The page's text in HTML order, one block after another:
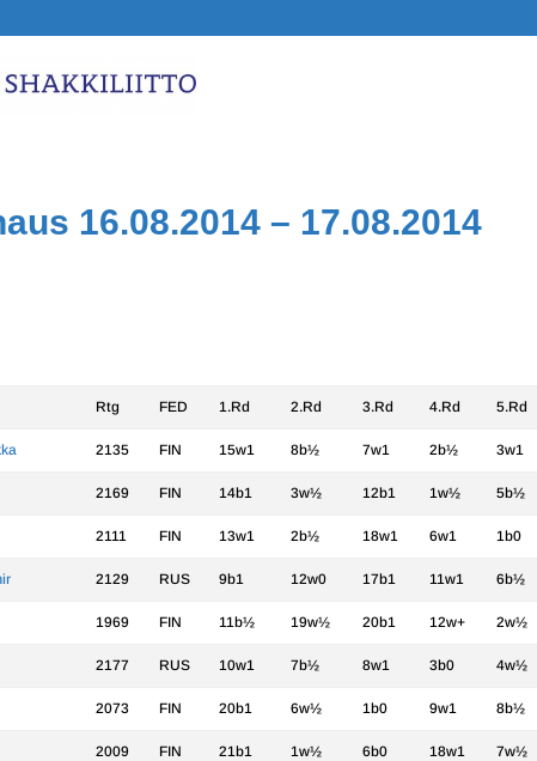
16.08.2014 – 17.08.2014
Rtg FED 1.Rd 2.Rd 3.Rd 4.Rd 5.Rd
2135 FIN 15w1 8b½ 7w1 2b½ 3w1
2169 FIN 14b1 3w½ 12b1 1w½ 5b½
2111 FIN 13w1 2b½ 18w1 6w1 1b0
2129 RUS 9b1 12w0 17b1 11w1 6b½
1969 FIN 11b½ 19w½ 20b1 12w+ 2w½
2177 RUS 10w1 7b½ 8w1 3b0 4w½
2073 FIN 20b1 6w½ 1b0 9w1 8b½
2009 FIN 21b1 1w½ 6b0 18w1 7w½